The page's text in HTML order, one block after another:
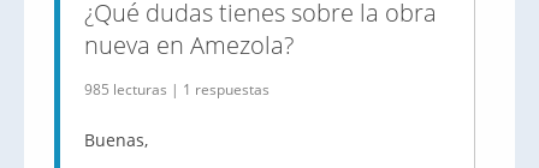
¿Qué dudas tienes sobre la obra
nueva en Amezola?
985 lecturas | 1 respuestas
Buenas,